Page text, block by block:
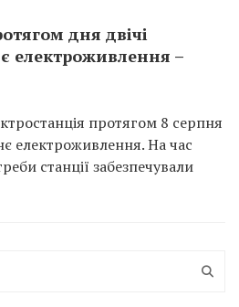
дня двічі
електроживлення –
протягом 8 серпня
електроживлення. На час
станції забезпечували